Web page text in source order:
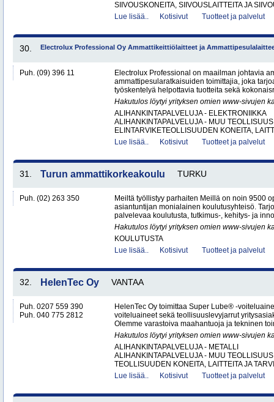
SIIVOUSKONEITA, SIIVOUSLAITTEITA JA
Lue lisää..
Kotisivut Tuotteet ja palvelut
30. Electrolux Professional Oy Ammattikeittiölaitteet ja
Puh. (09) 396 11
Electrolux Professional on maailman johtavia
ammattipesularatkaisuiden toimittajia, joka
työskentelyä helpottavia tuotteita sekä
Hakutulos löytyi yrityksen omien www-sivujen
ALIHANKINTAPALVELUJA - ELEKTRONIIKKA
ALIHANKINTAPALVELUJA - MUU TEOLLISUUS
ELINTARVIKETEOLLISUUDEN KONEITA,
Lue lisää..
Kotisivut Tuotteet ja palvelut
31. Turun ammattikorkeakoulu TURKU
Puh. (02) 263 350
Meiltä työllistyy parhaiten Meillä on noin 9500
asiantuntijan monialainen koulutusyhteisö.
palvelevaa koulutusta, tutkimus-, kehitys- ja
Hakutulos löytyi yrityksen omien www-sivujen
KOULUTUSTA
Lue lisää..
Kotisivut Tuotteet ja palvelut
32. HelenTec Oy VANTAA
Puh. 0207 559 390
Puh. 040 775 2812
HelenTec Oy toimittaa Super Lube® -
voiteluaineet sekä teollisuuslevyjarrut
Olemme varastoiva maahantuoja ja tekninen
Hakutulos löytyi yrityksen omien www-sivujen
ALIHANKINTAPALVELUJA - METALLI
ALIHANKINTAPALVELUJA - MUU TEOLLISUUS
TEOLLISUUDEN KONEITA, LAITTEITA JA
Lue lisää..
Kotisivut Tuotteet ja palvelut